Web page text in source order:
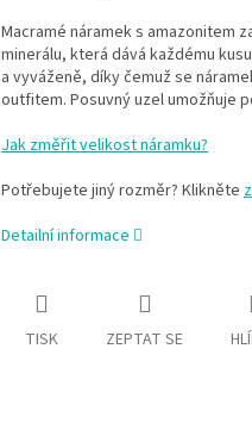
Macramé náramek s amazonitem
minerálu, která dává každému
a vyváženě, díky čemuž se
outfitem. Posuvný uzel umožňuje
Jak změřit velikost náramku?
Potřebujete jiný rozměr? Klikněte
Detailní informace
TISK ZEPTAT SE